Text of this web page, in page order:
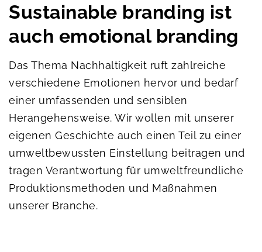
Sustainable branding ist
auch emotional branding
Das Thema Nachhaltigkeit ruft zahlreiche
verschiedene Emotionen hervor und bedarf
einer umfassenden und sensiblen
Herangehensweise. Wir wollen mit unserer
eigenen Geschichte auch einen Teil zu einer
umweltbewussten Einstellung beitragen und
tragen Verantwortung für umweltfreundliche
Produktionsmethoden und Maßnahmen
unserer Branche.